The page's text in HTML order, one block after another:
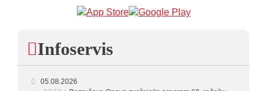
15:00 - 16:00 POP STARS
16:00 - 17:00
HARD AND HEAVY
Infoservis
05.08.2026